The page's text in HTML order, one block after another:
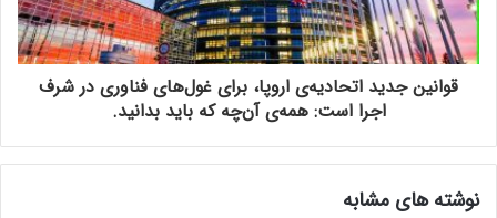
قوانین جدید اتحادیه‌ی اروپا، برای غول‌های فناوری در شرف
اجرا است: همه‌ی آن‌چه که باید بدانید.
نوشته های مشابه